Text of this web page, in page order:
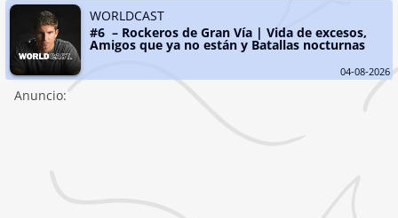
WORLDCAST
#6  – Rockeros de Gran Vía | Vida de excesos,
Amigos que ya no están y Batallas nocturnas
04-08-2026
Anuncio: